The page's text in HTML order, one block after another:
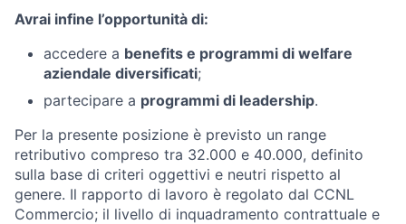
Avrai infine l’opportunità di:
accedere a benefits e programmi di welfare
aziendale diversificati;
partecipare a programmi di leadership.
Per la presente posizione è previsto un range
retributivo compreso tra 32.000 e 40.000, definito
sulla base di criteri oggettivi e neutri rispetto al
genere. Il rapporto di lavoro è regolato dal CCNL
Commercio; il livello di inquadramento contrattuale e